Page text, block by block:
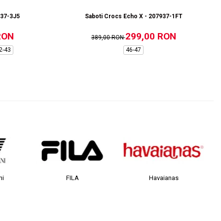
3J5
43
Saboti Crocs Echo X - 207937-1FT
389,00 RON299,00 RON
46-47
Havaianas